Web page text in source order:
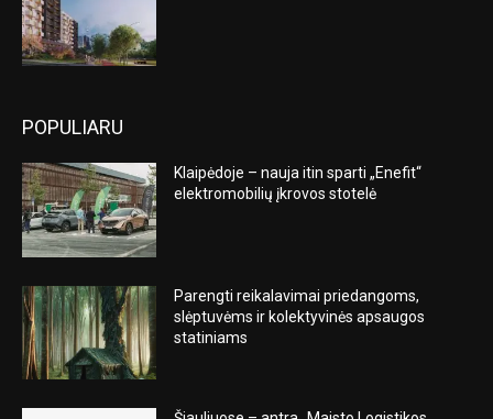
POPULIARU
Klaipėdoje – nauja itin sparti „Enefit“
elektromobilių įkrovos stotelė
Parengti reikalavimai priedangoms,
slėptuvėms ir kolektyvinės apsaugos
statiniams